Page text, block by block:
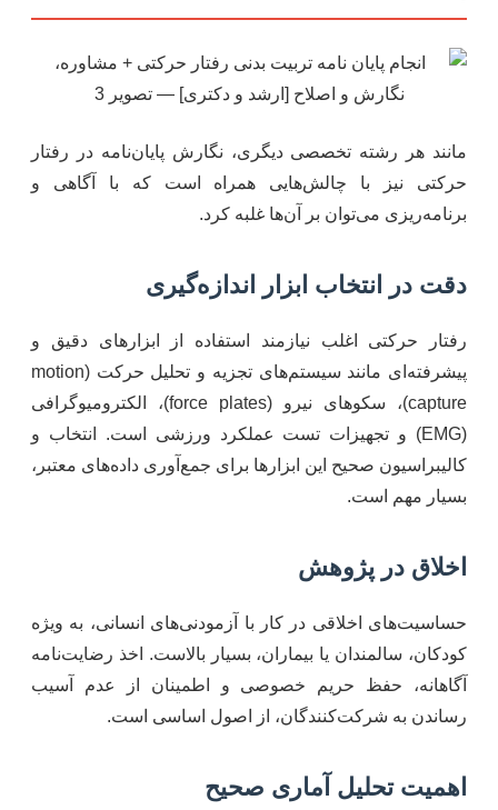
مانند هر رشته تخصصی دیگری، نگارش پایان‌نامه در رفتار
حرکتی نیز با چالش‌هایی همراه است که با آگاهی و
برنامه‌ریزی می‌توان بر آن‌ها غلبه کرد.
دقت در انتخاب ابزار اندازه‌گیری
رفتار حرکتی اغلب نیازمند استفاده از ابزارهای دقیق و
پیشرفته‌ای مانند سیستم‌های تجزیه و تحلیل حرکت (motion
capture)، سکوهای نیرو (force plates)، الکترومیوگرافی
(EMG) و تجهیزات تست عملکرد ورزشی است. انتخاب و
کالیبراسیون صحیح این ابزارها برای جمع‌آوری داده‌های معتبر،
بسیار مهم است.
اخلاق در پژوهش
حساسیت‌های اخلاقی در کار با آزمودنی‌های انسانی، به ویژه
کودکان، سالمندان یا بیماران، بسیار بالاست. اخذ رضایت‌نامه
آگاهانه، حفظ حریم خصوصی و اطمینان از عدم آسیب
رساندن به شرکت‌کنندگان، از اصول اساسی است.
اهمیت تحلیل آماری صحیح